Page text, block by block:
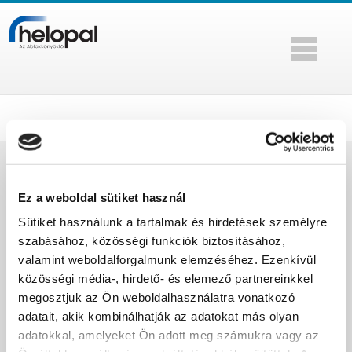
Ez a weboldal sütiket használ
Sütiket használunk a tartalmak és hirdetések személyre
szabásához, közösségi funkciók biztosításához,
valamint weboldalforgalmunk elemzéséhez. Ezenkívül
közösségi média-, hirdető- és elemező partnereinkkel
megosztjuk az Ön weboldalhasználatra vonatkozó
adatait, akik kombinálhatják az adatokat más olyan
adatokkal, amelyeket Ön adott meg számukra vagy az
9431 FERTŐD, FŐ U. 38.
+36 99/537-510
kereskedelem@helopal.com